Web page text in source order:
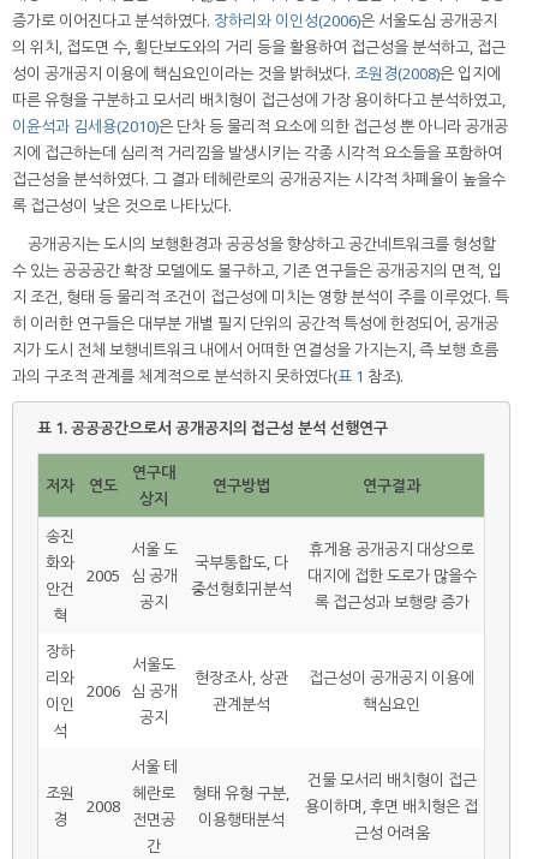
증가로 이어진다고 분석하였다. 장하리와 이인성(2006)은 서울도심 공개공지
의 위치, 접도면 수, 횡단보도와의 거리 등을 활용하여 접근성을 분석하고, 접근
성이 공개공지 이용에 핵심요인이라는 것을 밝혀냈다. 조원경(2008)은 입지에
따른 유형을 구분하고 모서리 배치형이 접근성에 가장 용이하다고 분석하였고,
이윤석과 김세용(2010)은 단차 등 물리적 요소에 의한 접근성 뿐 아니라 공개공
지에 접근하는데 심리적 거리낌을 발생시키는 각종 시각적 요소들을 포함하여
접근성을 분석하였다. 그 결과 테헤란로의 공개공지는 시각적 차폐율이 높을수
록 접근성이 낮은 것으로 나타났다.
공개공지는 도시의 보행환경과 공공성을 향상하고 공간네트워크를 형성할
수 있는 공공공간 확장 모델에도 불구하고, 기존 연구들은 공개공지의 면적, 입
지 조건, 형태 등 물리적 조건이 접근성에 미치는 영향 분석이 주를 이루었다. 특
히 이러한 연구들은 대부분 개별 필지 단위의 공간적 특성에 한정되어, 공개공
지가 도시 전체 보행네트워크 내에서 어떠한 연결성을 가지는지, 즉 보행 흐름
과의 구조적 관계를 체계적으로 분석하지 못하였다(표 1 참조).
표 1.공공공간으로서 공개공지의 접근성 분석 선행연구
저자 연도
연구대
상지
연구방법 연구결과
송진
화와
안건
혁
2005
서울 도
심 공개
공지
국부통합도, 다
중선형회귀분석
휴게용 공개공지 대상으로
대지에 접한 도로가 많을수
록 접근성과 보행량 증가
장하
리와
이인
석
2006
서울도
심 공개
공지
현장조사, 상관
관계분석
접근성이 공개공지 이용에
핵심요인
조원
경
2008
서울 테
헤란로
전면공
간
형태 유형 구분,
이용행태분석
건물 모서리 배치형이 접근
용이하며, 후면 배치형은 접
근성 어려움